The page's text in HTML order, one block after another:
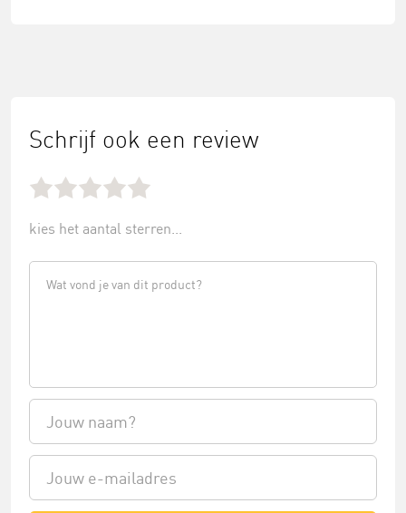
Schrijf ook een review
kies het aantal sterren...